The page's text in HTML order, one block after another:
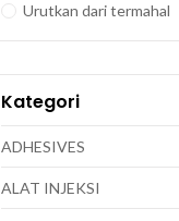
Urutkan dari termahal
Kategori
ADHESIVES
ALAT INJEKSI